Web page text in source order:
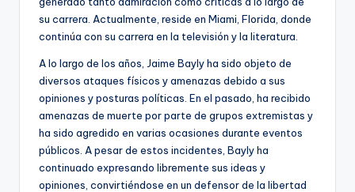
su carrera. Actualmente, reside en Miami, Florida, donde
continúa con su carrera en la televisión y la literatura.
A lo largo de los años, Jaime Bayly ha sido objeto de
diversos ataques físicos y amenazas debido a sus
opiniones y posturas políticas. En el pasado, ha recibido
amenazas de muerte por parte de grupos extremistas y
ha sido agredido en varias ocasiones durante eventos
públicos. A pesar de estos incidentes, Bayly ha
continuado expresando libremente sus ideas y
opiniones, convirtiéndose en un defensor de la libertad